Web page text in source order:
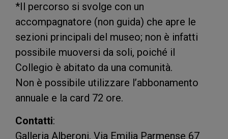
*Il percorso si svolge con un
accompagnatore (non guida) che apre le
sezioni principali del museo; non è infatti
possibile muoversi da soli, poiché il
Collegio è abitato da una comunità.
Non è possibile utilizzare l’abbonamento
annuale e la card 72 ore.
Contatti:
Galleria Alberoni, Via Emilia Parmense 67